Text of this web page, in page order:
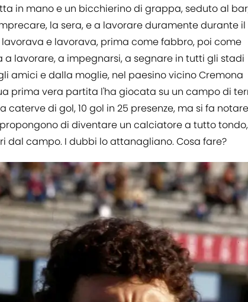
in mano e un bicchierino di grappa, seduto al
la sera, e a lavorare duramente durante il
e lavorava, prima come fabbro, poi come
lavorare, a impegnarsi, a segnare in tutti gli stadi
amici e dalla moglie, nel paesino vicino Cremona
prima vera partita l'ha giocata su un campo di
caterve di gol, 10 gol in 25 presenze, ma si fa
di diventare un calciatore a tutto tondo,
dal campo. I dubbi lo attanagliano. Cosa fare?